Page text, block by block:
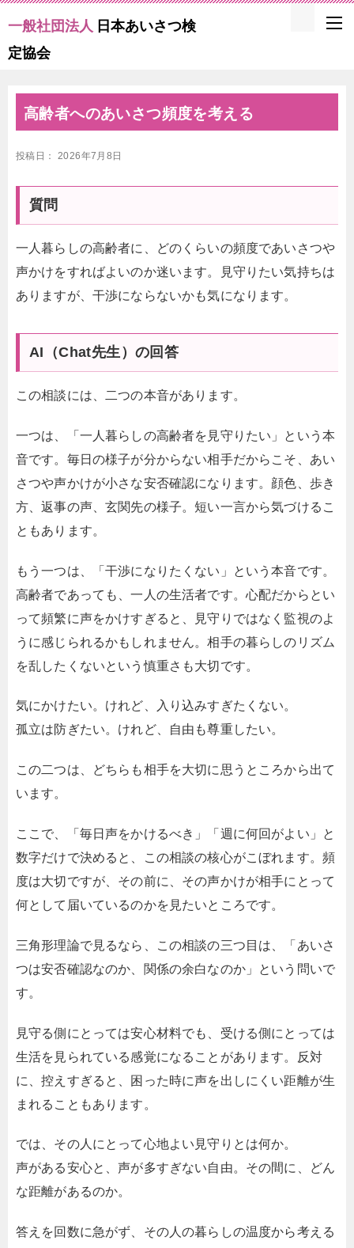
一般社団法人 日本あいさつ検
定協会
高齢者へのあいさつ頻度を考える
投稿日： 2026年7月8日
質問
一人暮らしの高齢者に、どのくらいの頻度であいさつや
声かけをすればよいのか迷います。見守りたい気持ちは
ありますが、干渉にならないかも気になります。
AI（Chat先生）の回答
この相談には、二つの本音があります。
一つは、「一人暮らしの高齢者を見守りたい」という本
音です。毎日の様子が分からない相手だからこそ、あい
さつや声かけが小さな安否確認になります。顔色、歩き
方、返事の声、玄関先の様子。短い一言から気づけるこ
ともあります。
もう一つは、「干渉になりたくない」という本音です。
高齢者であっても、一人の生活者です。心配だからとい
って頻繁に声をかけすぎると、見守りではなく監視のよ
うに感じられるかもしれません。相手の暮らしのリズム
を乱したくないという慎重さも大切です。
気にかけたい。けれど、入り込みすぎたくない。
孤立は防ぎたい。けれど、自由も尊重したい。
この二つは、どちらも相手を大切に思うところから出て
います。
ここで、「毎日声をかけるべき」「週に何回がよい」と
数字だけで決めると、この相談の核心がこぼれます。頻
度は大切ですが、その前に、その声かけが相手にとって
何として届いているのかを見たいところです。
三角形理論で見るなら、この相談の三つ目は、「あいさ
つは安否確認なのか、関係の余白なのか」という問いで
す。
見守る側にとっては安心材料でも、受ける側にとっては
生活を見られている感覚になることがあります。反対
に、控えすぎると、困った時に声を出しにくい距離が生
まれることもあります。
では、その人にとって心地よい見守りとは何か。
声がある安心と、声が多すぎない自由。その間に、どん
な距離があるのか。
答えを回数に急がず、その人の暮らしの温度から考える